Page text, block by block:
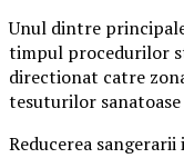
Unul dintre
timpul procedurilor
directionat catre
tesuturilor
Reducerea